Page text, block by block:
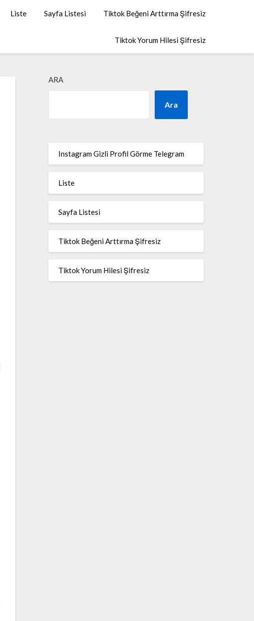
Liste Sayfa Listesi Tiktok Beğeni Arttırma Şifresiz
Tiktok Yorum Hilesi Şifresiz
ARA
Ara
Instagram Gizli Profil Görme Telegram
Liste
Sayfa Listesi
Tiktok Beğeni Arttırma Şifresiz
Tiktok Yorum Hilesi Şifresiz